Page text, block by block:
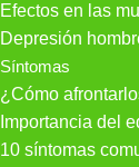
Efectos en las
Depresión
Síntomas
¿Cómo
Importancia del
10 síntomas